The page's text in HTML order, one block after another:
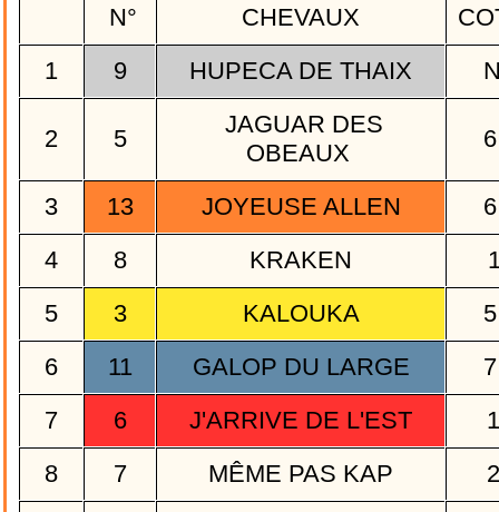
N° CHEVAUX
1
9 HUPECA DE THAIX
2 5
JAGUAR DES
OBEAUX
3 13 JOYEUSE ALLEN
4
8 KRAKEN
5
3 KALOUKA
6
11 GALOP DU LARGE
7
6 J'ARRIVE DE L'EST
8
7 MÊME PAS KAP